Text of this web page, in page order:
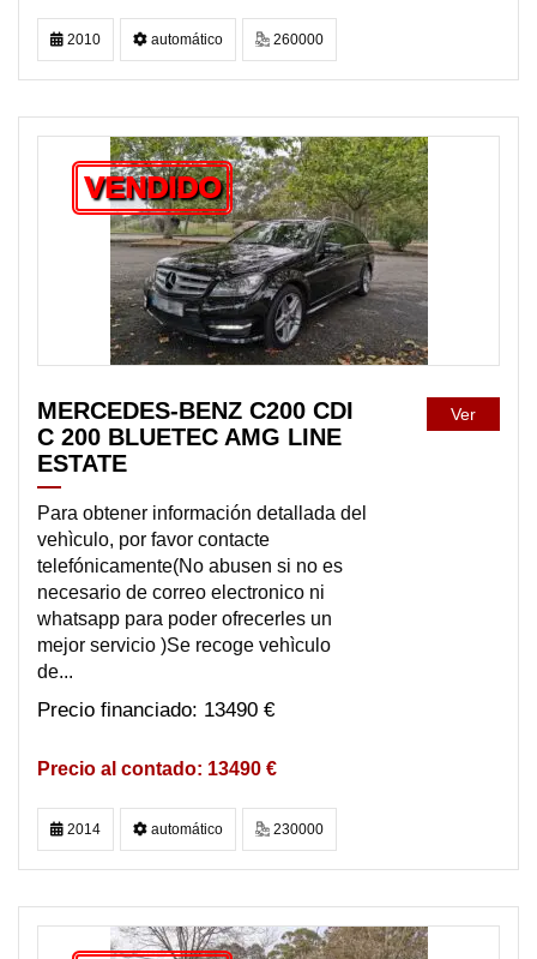
2010 automático 260000
VENDIDO
MERCEDES-BENZ C200 CDI
C 200 BLUETEC AMG LINE
ESTATE
Para obtener información detallada del
vehìculo, por favor contacte
telefónicamente(No abusen si no es
necesario de correo electronico ni
whatsapp para poder ofrecerles un
mejor servicio )Se recoge vehìculo
de...
13490 €
13490 €
Ver
2014 automático 230000